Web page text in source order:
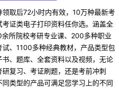
领取后72小时内有效，10万种最新考
考证类电子打印资料任你选。涵盖全
所院校考研专业课、200多种职业
试、1100多种经典教材，产品类型包
书、题库、全套资料以及视频，无论
研复习、考证刷题，还是考前冲刺
同类型的产品可满足您学习上的不同